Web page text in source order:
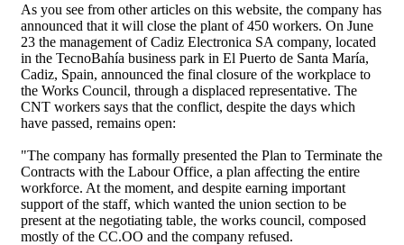
As you see from other articles on this website, the company has
announced that it will close the plant of 450 workers. On June
23 the management of Cadiz Electronica SA company, located
in the TecnoBahía business park in El Puerto de Santa María,
Cadiz, Spain, announced the final closure of the workplace to
the Works Council, through a displaced representative. The
CNT workers says that the conflict, despite the days which
have passed, remains open:
"The company has formally presented the Plan to Terminate the
Contracts with the Labour Office, a plan affecting the entire
workforce. At the moment, and despite earning important
support of the staff, which wanted the union section to be
present at the negotiating table, the works council, composed
mostly of the CC.OO and the company refused.